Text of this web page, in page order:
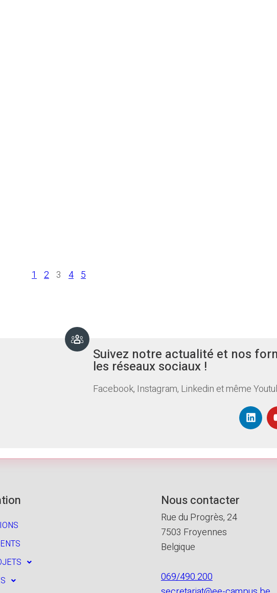
1 2 3 4 5
Suivez notre actualité et nos
les réseaux sociaux !
Facebook, Instagram, Linkedin et même
Nous contacter
Rue du Progrès, 24
7503 Froyennes
Belgique
069/490.200